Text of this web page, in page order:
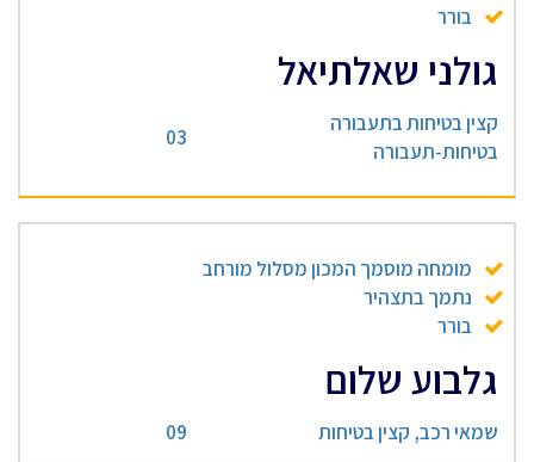
בורר
גולני שאלתיאל
קצין בטיחות בתעבורה
בטיחות-תעבורה
03
מומחה מוסמך המכון מסלול מורחב
נתמך בתצהיר
בורר
גלבוע שלום
שמאי רכב, קצין בטיחות 09